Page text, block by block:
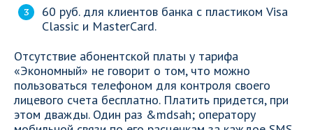
60 руб. для клиентов банка с пластиком Visa
Classic и MasterCard.
Отсутствие абонентской платы у тарифа
«Экономный» не говорит о том, что можно
пользоваться телефоном для контроля своего
лицевого счета бесплатно. Платить придется, при
этом дважды. Один раз &mdsah; оператору